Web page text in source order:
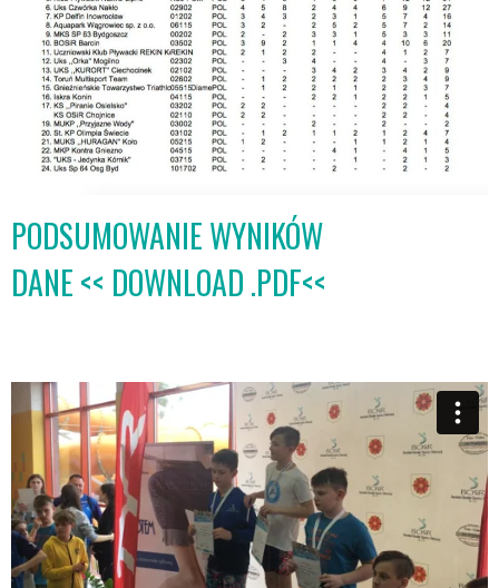
PODSUMOWANIE WYNIKÓW
DANE << DOWNLOAD .PDF<<